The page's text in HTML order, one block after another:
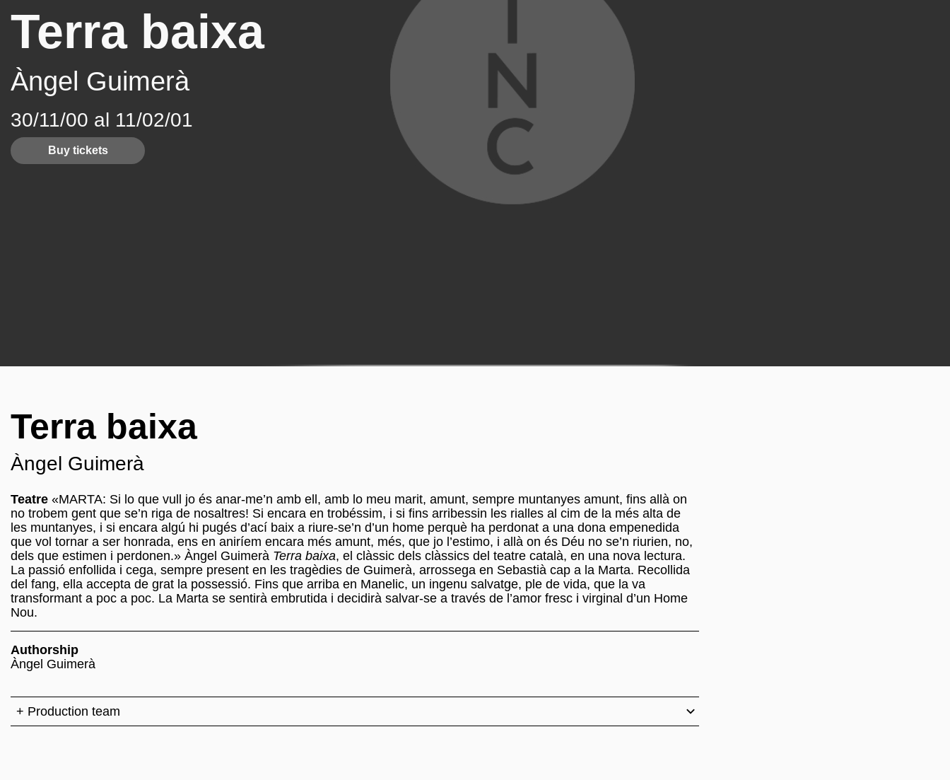
Terra baixa
Àngel Guimerà
30/11/00 al 11/02/01
Buy tickets
Terra baixa
Àngel Guimerà
Teatre «MARTA: Si lo que vull jo és anar-me’n amb ell, amb lo meu marit, amunt, sempre muntanyes amunt, fins allà on
no trobem gent que se’n riga de nosaltres! Si encara en trobéssim, i si fins arribessin les rialles al cim de la més alta de
les muntanyes, i si encara algú hi pugés d’ací baix a riure-se’n d’un home perquè ha perdonat a una dona empenedida
que vol tornar a ser honrada, ens en aniríem encara més amunt, més, que jo l’estimo, i allà on és Déu no se’n riurien, no,
dels que estimen i perdonen.» Àngel Guimerà Terra baixa, el clàssic dels clàssics del teatre català, en una nova lectura.
La passió enfollida i cega, sempre present en les tragèdies de Guimerà, arrossega en Sebastià cap a la Marta. Recollida
del fang, ella accepta de grat la possessió. Fins que arriba en Manelic, un ingenu salvatge, ple de vida, que la va
transformant a poc a poc. La Marta se sentirà embrutida i decidirà salvar-se a través de l’amor fresc i virginal d’un Home
Nou.
Authorship
Àngel Guimerà
+ Production team